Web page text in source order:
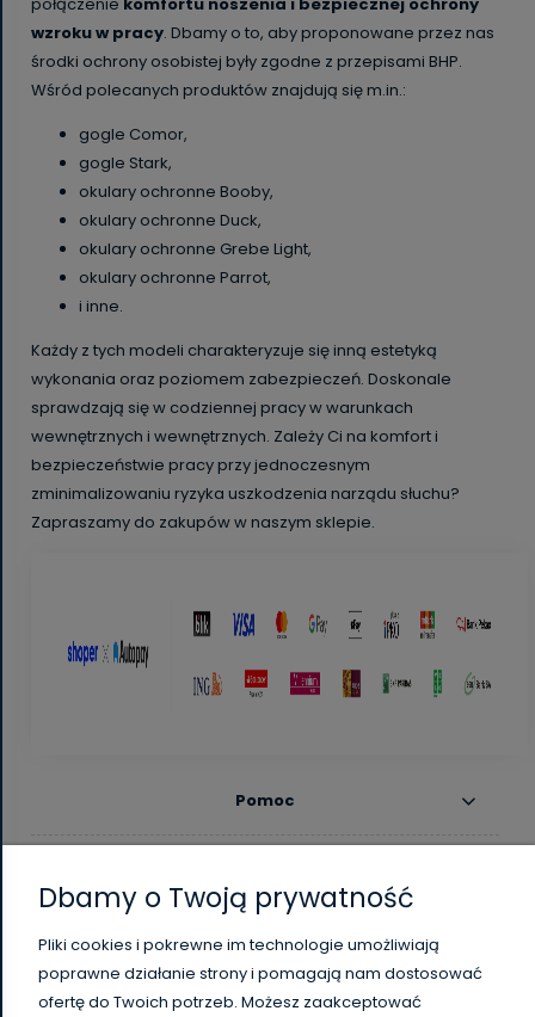
wzroku w pracy. Dbamy o to, aby proponowane przez nas
środki ochrony osobistej były zgodne z przepisami BHP.
Wśród polecanych produktów znajdują się m.in.:
gogle Comor,
gogle Stark,
okulary ochronne Booby,
okulary ochronne Duck,
okulary ochronne Grebe Light,
okulary ochronne Parrot,
i inne.
Każdy z tych modeli charakteryzuje się inną estetyką
wykonania oraz poziomem zabezpieczeń. Doskonale
sprawdzają się w codziennej pracy w warunkach
wewnętrznych i wewnętrznych. Zależy Ci na komfort i
bezpieczeństwie pracy przy jednoczesnym
zminimalizowaniu ryzyka uszkodzenia narządu słuchu?
Zapraszamy do zakupów w naszym sklepie.
Pomoc
Informacje
Dbamy o Twoją prywatność
Pliki cookies i pokrewne im technologie umożliwiają
poprawne działanie strony i pomagają nam dostosować
ofertę do Twoich potrzeb. Możesz zaakceptować